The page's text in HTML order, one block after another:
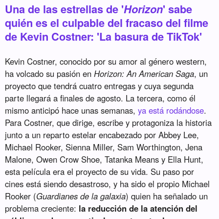
Una de las estrellas de 'Horizon' sabe
quién es el culpable del fracaso del filme
de Kevin Costner: 'La basura de TikTok'
Kevin Costner, conocido por su amor al género western,
ha volcado su pasión enHorizon: An American Saga, un
proyecto que tendrá cuatro entregas y cuya segunda
parte llegará a finales de agosto. La tercera, como él
mismo anticipó hace unas semanas,ya está rodándose.
Para Costner, que dirige, escribe y protagoniza la historia
junto a un reparto estelar encabezado por Abbey Lee,
Michael Rooker, Sienna Miller, Sam Worthington, Jena
Malone, Owen Crow Shoe, Tatanka Means y Ella Hunt,
esta película era el proyecto de su vida. Su paso por
cines está siendo desastroso, y ha sido el propio Michael
Rooker (Guardianes de la galaxia) quien ha señalado un
problema creciente: la reducción de la atención del